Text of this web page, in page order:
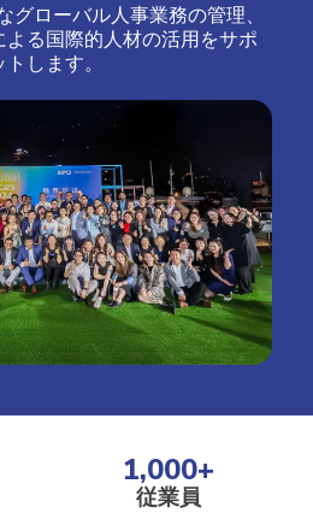
グローバル人事業務の管理、
る国際的人材の活用をサポ
します。
1,000+
従業員